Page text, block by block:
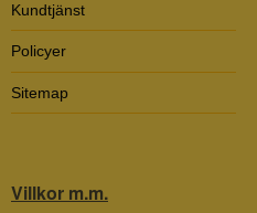
Kundtjänst
Policyer
Sitemap
Villkor m.m.